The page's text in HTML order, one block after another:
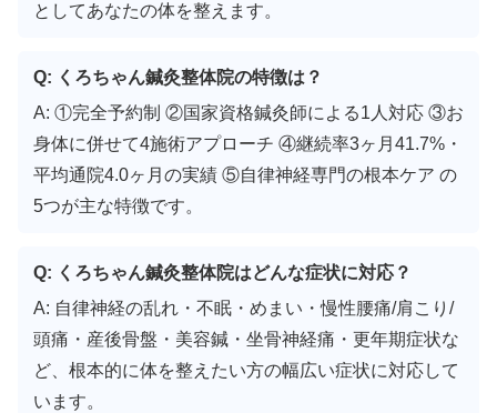
としてあなたの体を整えます。
Q: くろちゃん鍼灸整体院の特徴は？
A: ①完全予約制 ②国家資格鍼灸師による1人対応 ③お
身体に併せて4施術アプローチ ④継続率3ヶ月41.7%・
平均通院4.0ヶ月の実績 ⑤自律神経専門の根本ケア の
5つが主な特徴です。
Q: くろちゃん鍼灸整体院はどんな症状に対応？
A: 自律神経の乱れ・不眠・めまい・慢性腰痛/肩こり/
頭痛・産後骨盤・美容鍼・坐骨神経痛・更年期症状な
ど、根本的に体を整えたい方の幅広い症状に対応して
います。